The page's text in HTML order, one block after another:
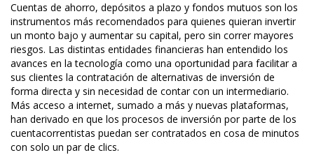
Cuentas de ahorro, depósitos a plazo y fondos mutuos son los
instrumentos más recomendados para quienes quieran invertir
un monto bajo y aumentar su capital, pero sin correr mayores
riesgos. Las distintas entidades financieras han entendido los
avances en la tecnología como una oportunidad para facilitar a
sus clientes la contratación de alternativas de inversión de
forma directa y sin necesidad de contar con un intermediario.
Más acceso a internet, sumado a más y nuevas plataformas,
han derivado en que los procesos de inversión por parte de los
cuentacorrentistas puedan ser contratados en cosa de minutos
con solo un par de clics.